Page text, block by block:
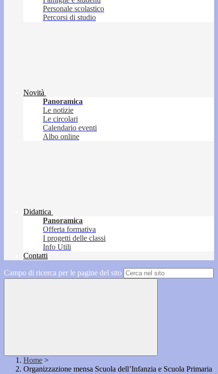
Personale scolastico
Percorsi di studio
Novità
Panoramica
Le notizie
Le circolari
Calendario eventi
Albo online
Didattica
Panoramica
Offerta formativa
I progetti delle classi
Info Utili
Contatti
Campo di ricerca per le pagine del sito
Home >
Organizzazione mensa Scuola dell’Infanzia e Scuola Primaria